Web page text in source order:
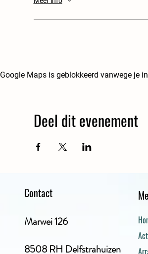
Google Maps is geblokkeerd vanwege je
Deel dit evenement
Contact
Marwei 126
8508 RH Delfstrahuizen